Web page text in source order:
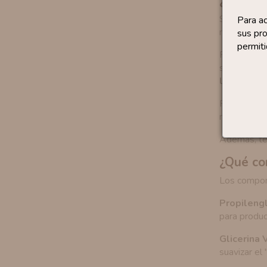
Para
sus
Si ya
mejores
Por
sabor
líquidos
Por otro
manera de
Además,
¿Qué
Los
para
Glicerina
suavizar el